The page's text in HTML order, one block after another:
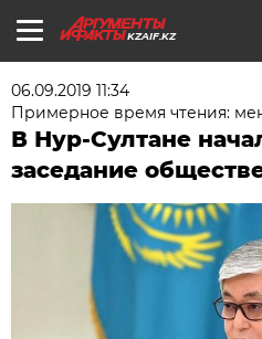
KZAIF.KZ
06.09.2019 11:34
Примерное время чтения:
В Нур-Султане
заседание